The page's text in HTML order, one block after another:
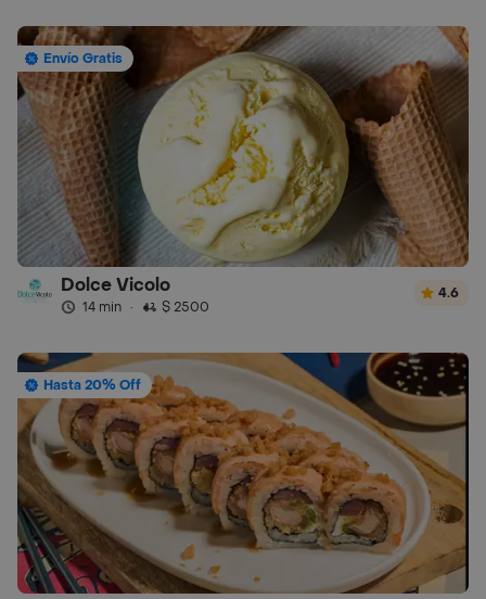
Envío Gratis
Dolce Vicolo
14 min · $ 2500
4.6
Hasta 20% Off